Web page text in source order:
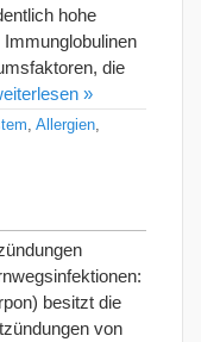
hohe
die
»
Allergien
besitzt die
von